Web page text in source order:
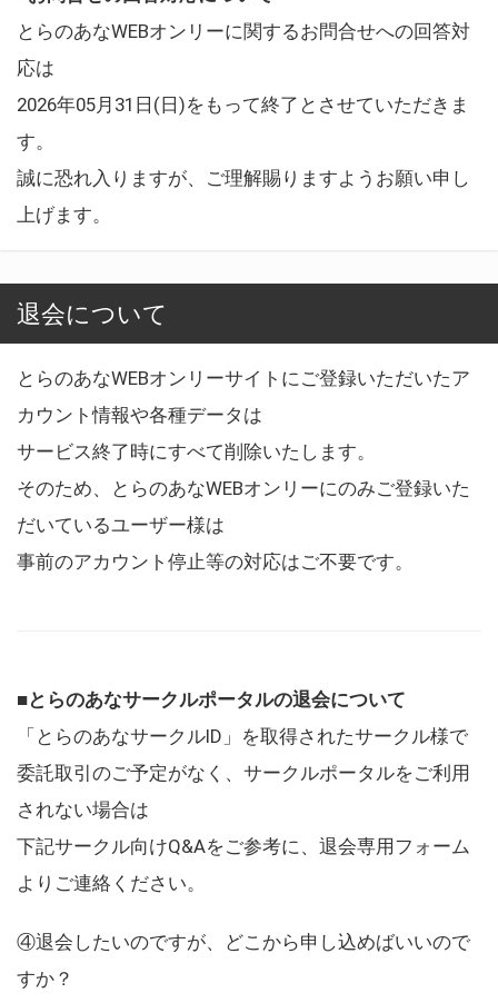
とらのあなWEBオンリーに関するお問合せへの回答対
応は
2026年05月31日(日)をもって終了とさせていただきま
す。
誠に恐れ入りますが、ご理解賜りますようお願い申し
上げます。
退会について
とらのあなWEBオンリーサイトにご登録いただいたア
カウント情報や各種データは
サービス終了時にすべて削除いたします。
そのため、とらのあなWEBオンリーにのみご登録いた
だいているユーザー様は
事前のアカウント停止等の対応はご不要です。
■とらのあなサークルポータルの退会について
「とらのあなサークルID」を取得されたサークル様で
委託取引のご予定がなく、サークルポータルをご利用
されない場合は
下記サークル向けQ&Aをご参考に、退会専用フォーム
よりご連絡ください。
④退会したいのですが、どこから申し込めばいいので
すか？